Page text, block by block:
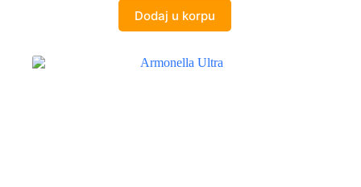
Dodaj u korpu